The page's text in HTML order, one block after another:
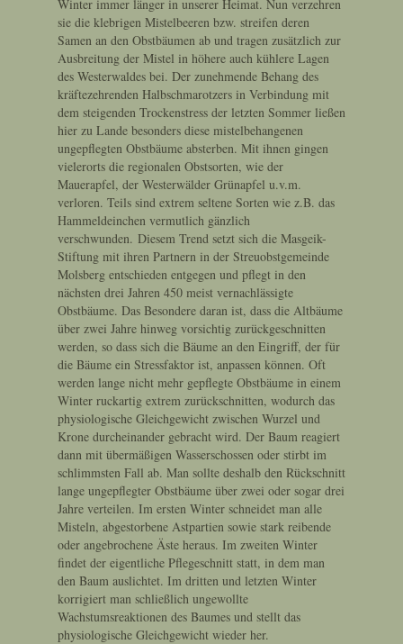
Winter immer länger in unserer Heimat. Nun verzehren
sie die klebrigen Mistelbeeren bzw. streifen deren
Samen an den Obstbäumen ab und tragen zusätzlich zur
Ausbreitung der Mistel in höhere auch kühlere Lagen
des Westerwaldes bei. Der zunehmende Behang des
kräftezehrenden Halbschmarotzers in Verbindung mit
dem steigenden Trockenstress der letzten Sommer ließen
hier zu Lande besonders diese mistelbehangenen
ungepflegten Obstbäume absterben. Mit ihnen gingen
vielerorts die regionalen Obstsorten, wie der
Mauerapfel, der Westerwälder Grünapfel u.v.m.
verloren. Teils sind extrem seltene Sorten wie z.B. das
Hammeldeinchen vermutlich gänzlich
verschwunden. Diesem Trend setzt sich die Masgeik-
Stiftung mit ihren Partnern in der Streuobstgemeinde
Molsberg entschieden entgegen und pflegt in den
nächsten drei Jahren 450 meist vernachlässigte
Obstbäume. Das Besondere daran ist, dass die Altbäume
über zwei Jahre hinweg vorsichtig zurückgeschnitten
werden, so dass sich die Bäume an den Eingriff, der für
die Bäume ein Stressfaktor ist, anpassen können. Oft
werden lange nicht mehr gepflegte Obstbäume in einem
Winter ruckartig extrem zurückschnitten, wodurch das
physiologische Gleichgewicht zwischen Wurzel und
Krone durcheinander gebracht wird. Der Baum reagiert
dann mit übermäßigen Wasserschossen oder stirbt im
schlimmsten Fall ab. Man sollte deshalb den Rückschnitt
lange ungepflegter Obstbäume über zwei oder sogar drei
Jahre verteilen. Im ersten Winter schneidet man alle
Misteln, abgestorbene Astpartien sowie stark reibende
oder angebrochene Äste heraus. Im zweiten Winter
findet der eigentliche Pflegeschnitt statt, in dem man
den Baum auslichtet. Im dritten und letzten Winter
korrigiert man schließlich ungewollte
Wachstumsreaktionen des Baumes und stellt das
physiologische Gleichgewicht wieder her.